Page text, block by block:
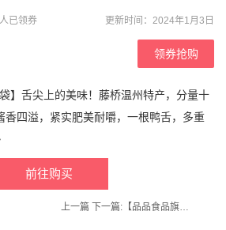
已领券 更新时间：2024年1月3日
领券抢购
】舌尖上的美味！藤桥温州特产，分量十
香四溢，紧实肥美耐嚼，一根鸭舌，多重
前往购买
上一篇 下一篇: 【品品食品旗舰店】品品逗嘴青柠无骨鸡爪2斤装